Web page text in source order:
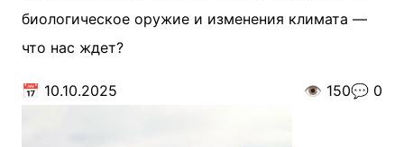
биологическое оружие и изменения климата —
что нас ждет?
📅 10.10.2025 👁️ 150💬 0